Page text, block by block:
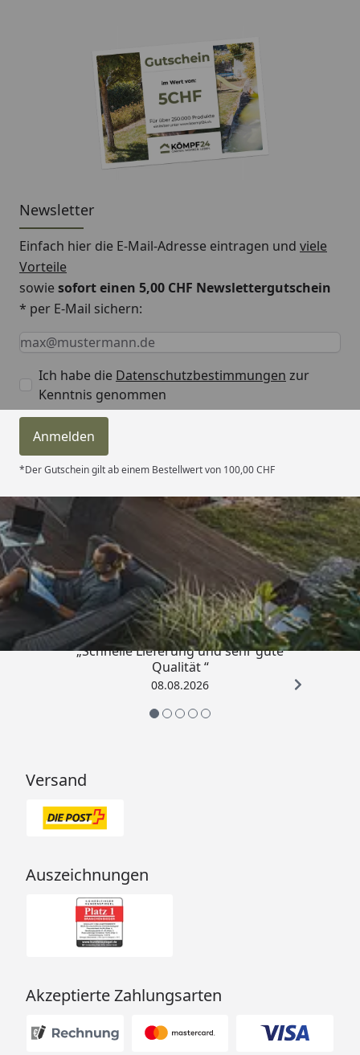
Newsletter
Einfach hier die E-Mail-Adresse eintragen und viele
Vorteile
sowiesofort einen 5,00 CHF Newslettergutschein
* per E-Mail sichern:
Keine Eingabe erforderlich
Eingabe erforderlich
E-Mail *
Ich habe die Datenschutzbestimmungen zur
Kenntnis genommen
Anmelden
*Der Gutschein gilt ab einem Bestellwert von 100,00 CHF
Trusted Shops
4,81/ 5
„Schnelle Lieferung und sehr gute
Qualität “
08.08.2026
Versand
Auszeichnungen
Akzeptierte Zahlungsarten